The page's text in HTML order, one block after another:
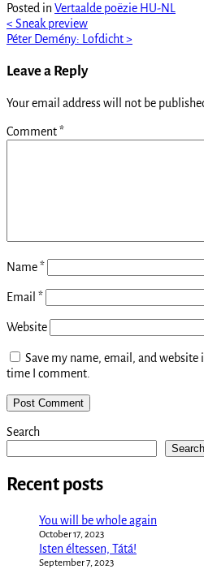
Posted in Vertaalde poëzie HU-NL
Post
navigation
< Sneak preview
Péter Demény: Lofdicht>
Leave a Reply
Your email address will not be
Comment*
Name*
Email *
Website
Save my name, email, and
time I comment.
Search
Search
Recent posts
You will be whole again
October 17, 2023
Isten éltessen, Tátá!
September 7, 2023